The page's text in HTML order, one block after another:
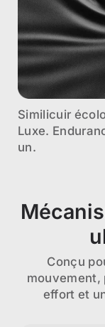
Similicuir
Luxe.
un.
Conçu
mouvement,
effort et